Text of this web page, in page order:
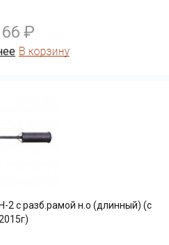
₽
2 с разб.рамой н.о (длинный) (с